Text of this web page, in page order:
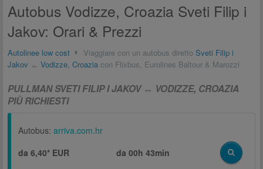
Autobus Vodizze, Croazia Sveti Filip i
Jakov: Orari & Prezzi
Autolinee low cost Viaggiare con un autobus diretto Sveti Filip i
Jakov ↔ Vodizze, Croazia con Flixbus, Eurolines Baltour & Marozzi
PULLMAN SVETI FILIP I JAKOV ↔ VODIZZE, CROAZIA
PIÙ RICHIESTI
Autobus: arriva.com.hr
da 6,40* EUR
da00h 43min